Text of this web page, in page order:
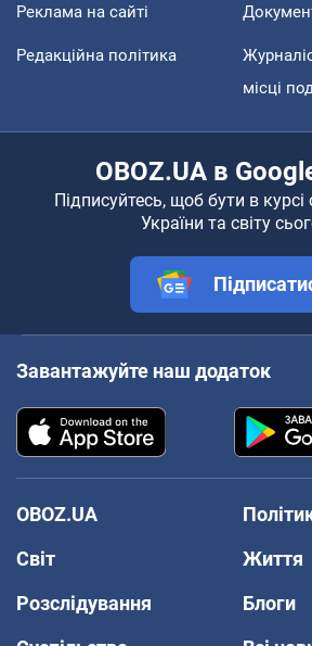
Реклама на сайті
Редакційна політика
місці
OBOZ.UA в
Підписуйтесь, щоб бути в курсі
України та світу
Завантажуйте наш додаток
OBOZ.UA
Світ
Життя
Розслідування
Блоги